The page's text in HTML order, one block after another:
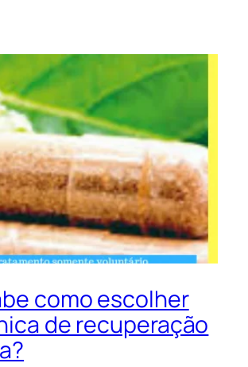
como escolher
de recuperação